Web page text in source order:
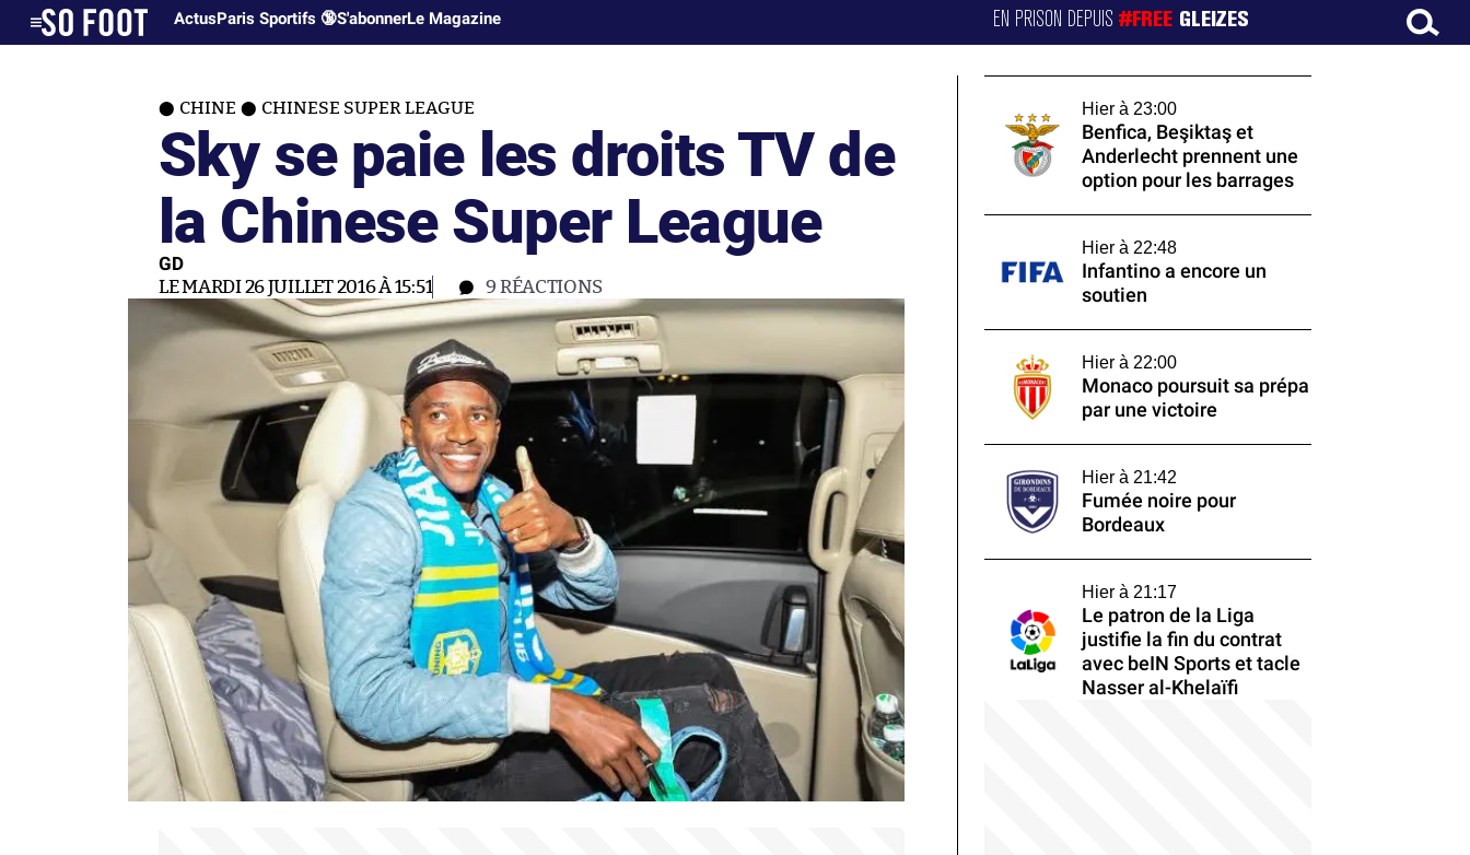
ActusParis Sportifs 🔞S'abonnerLe Magazine EN PRISON DEPUIS#FREE GLEIZES
CHINE CHINESE SUPER LEAGUE
Sky se paie les droits TV de
la Chinese Super League
GD
LE MARDI 26 JUILLET 2016 À 15:51 9 RÉACTIONS
Hier à 23:00
Benfica, Beşiktaş et
Anderlecht prennent une
option pour les barrages
Hier à 22:48
Infantino a encore un
soutien
Hier à 22:00
Monaco poursuit sa prépa
par une victoire
Hier à 21:42
Fumée noire pour
Bordeaux
Hier à 21:17
Le patron de la Liga
justifie la fin du contrat
avec beIN Sports et tacle
Nasser al-Khelaïfi